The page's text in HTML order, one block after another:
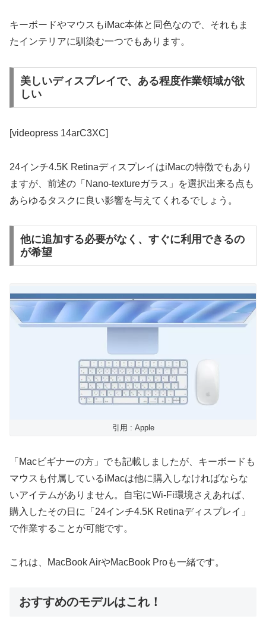
キーボードやマウスもiMac本体と同色なので、それもま
たインテリアに馴染む一つでもあります。
美しいディスプレイで、ある程度作業領域が欲
しい
[videopress 14arC3XC]
24インチ4.5K RetinaディスプレイはiMacの特徴でもあり
ますが、前述の「Nano-textureガラス」を選択出来る点も
あらゆるタスクに良い影響を与えてくれるでしょう。
他に追加する必要がなく、すぐに利用できるの
が希望
引用 : Apple
「Macビギナーの方」でも記載しましたが、キーボードも
マウスも付属しているiMacは他に購入しなければならな
いアイテムがありません。自宅にWi-Fi環境さえあれば、
購入したその日に「24インチ4.5K Retinaディスプレイ」
で作業することが可能です。
これは、MacBook AirやMacBook Proも一緒です。
おすすめのモデルはこれ！